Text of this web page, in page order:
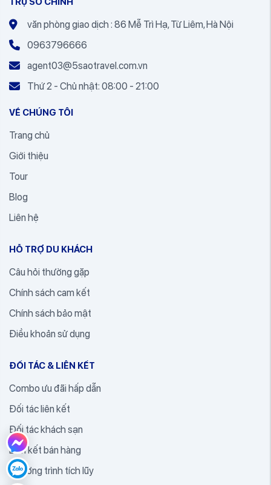
văn phòng giao dịch : 86 Mễ Trì Hạ, Từ Liêm, Hà Nội
0963796666
agent03@5saotravel.com.vn
Thứ 2 - Chủ nhật: 08:00 - 21:00
VỀ CHÚNG TÔI
Trang chủ
Giới thiệu
Tour
Blog
Liên hệ
HỖ TRỢ DU KHÁCH
Câu hỏi thường gặp
Chính sách cam kết
Chính sách bảo mật
Điều khoản sử dụng
ĐỐI TÁC & LIÊN KẾT
Combo ưu đãi hấp dẫn
Đối tác liên kết
Đối tác khách sạn
Liên kết bán hàng
Chương trình tích lũy